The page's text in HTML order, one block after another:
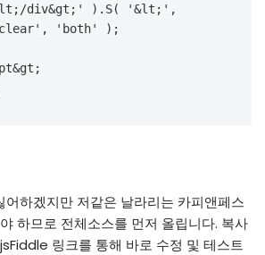
div&gt;' ).S( '&lt;',
'both' );
어하겠지만 저같은 날라리는 카피앤페스
하므로 전체소스를 먼저 올립니다. 복사
링크를 통해 바로 수정 및 테스트